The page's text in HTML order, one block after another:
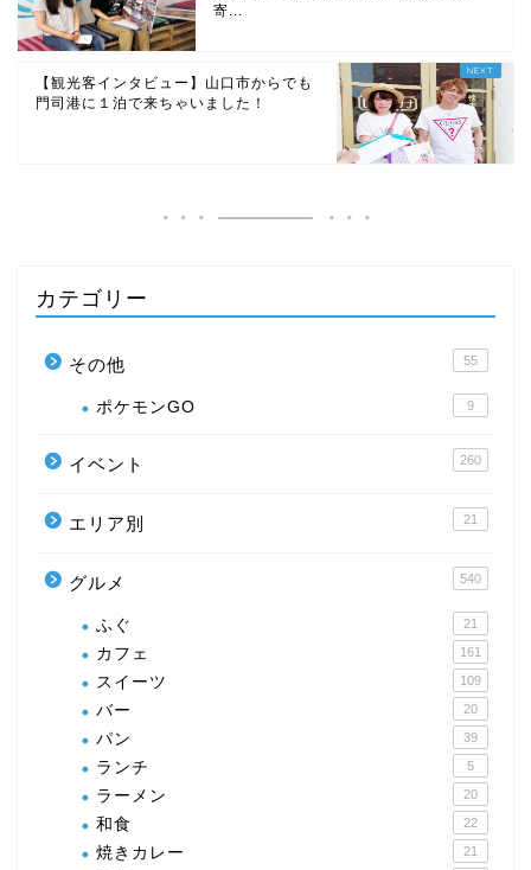
寄...
【観光客インタビュー】山口市からでも
門司港に１泊で来ちゃいました！
カテゴリー
その他 55
ポケモンGO 9
イベント 260
エリア別 21
グルメ 540
ふぐ 21
カフェ 161
スイーツ 109
バー 20
パン 39
ランチ 5
ラーメン 20
和食 22
焼きカレー 21